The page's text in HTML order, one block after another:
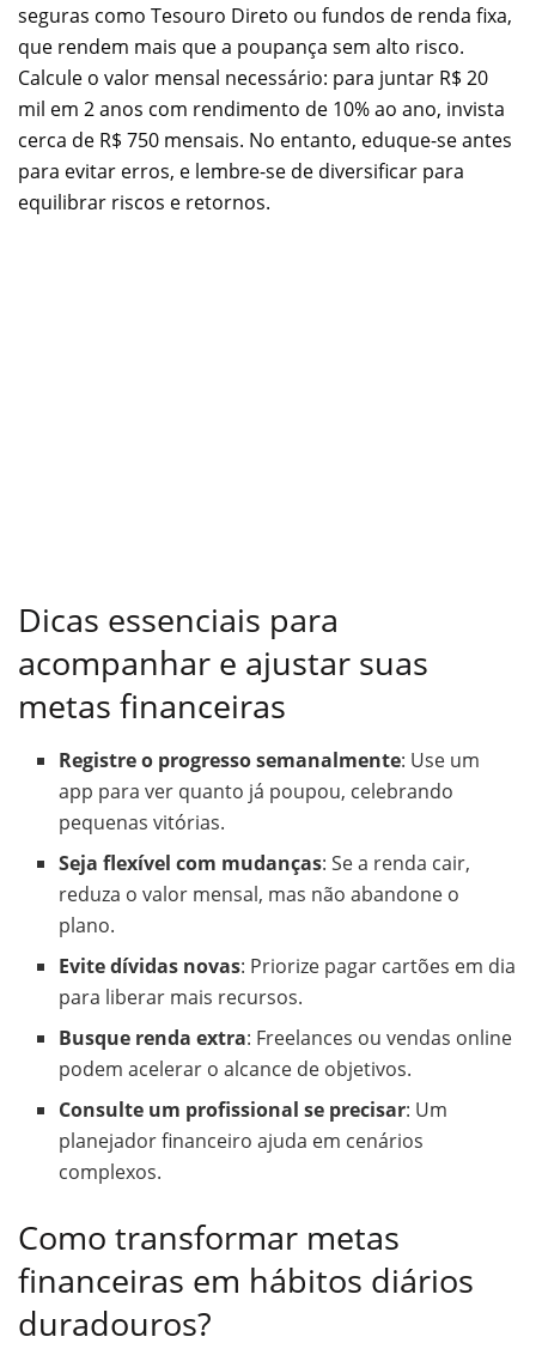
seguras como Tesouro Direto ou fundos de renda fixa,
que rendem mais que a poupança sem alto risco.
Calcule o valor mensal necessário: para juntar R$ 20
mil em 2 anos com rendimento de 10% ao ano, invista
cerca de R$ 750 mensais. No entanto, eduque-se antes
para evitar erros, e lembre-se de diversificar para
equilibrar riscos e retornos.
Dicas essenciais para
acompanhar e ajustar suas
metas financeiras
Registre o progresso semanalmente: Use um
app para ver quanto já poupou, celebrando
pequenas vitórias.
Seja flexível com mudanças: Se a renda cair,
reduza o valor mensal, mas não abandone o
plano.
Evite dívidas novas: Priorize pagar cartões em dia
para liberar mais recursos.
Busque renda extra: Freelances ou vendas online
podem acelerar o alcance de objetivos.
Consulte um profissional se precisar: Um
planejador financeiro ajuda em cenários
complexos.
Como transformar metas
financeiras em hábitos diários
duradouros?